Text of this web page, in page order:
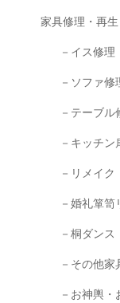
家具修理・再
－イス修理
－ソファ修
－テーブル
－キッチン
－リメイク
－婚礼箪笥
－桐ダンス
－その他家
－お神輿・